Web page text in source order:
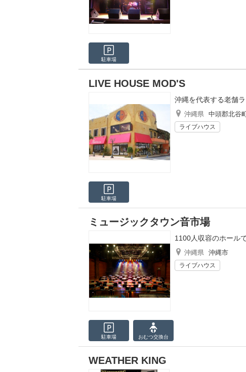
駐車場
LIVE HOUSE MOD'S
沖縄を代表する老舗
沖縄県 中頭郡北谷
ライブハウス
駐車場
ミュージックタウン音市場
1100人収容のホール
沖縄県 沖縄市
ライブハウス
駐車場 おむつ交換台
WEATHER KING